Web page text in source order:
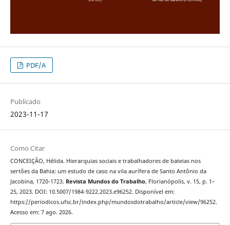
PDF/A
Publicado
2023-11-17
Como Citar
CONCEIÇÃO, Hélida. Hierarquias sociais e trabalhadores de bateias nos
sertões da Bahia: um estudo de caso na vila aurífera de Santo Antônio da
Jacobina, 1720-1723. Revista Mundos do Trabalho, Florianópolis, v. 15, p. 1–
25, 2023. DOI: 10.5007/1984-9222.2023.e96252. Disponível em:
https://periodicos.ufsc.br/index.php/mundosdotrabalho/article/view/96252.
Acesso em: 7 ago. 2026.